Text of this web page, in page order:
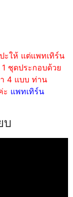
ะให้ แต่แพทเทิร์น
ชุดประกอบด้วย
า 4 แบบ ท่าน
ะ แพทเทิร์น
บ